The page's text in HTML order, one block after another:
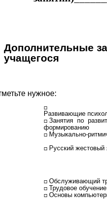
Дополнительные
учащегося
нужное:
Развивающие
Занятия по
формированию
Музыкально-
Русский жестовый
Обслуживающий
Трудовое обучение
Основы